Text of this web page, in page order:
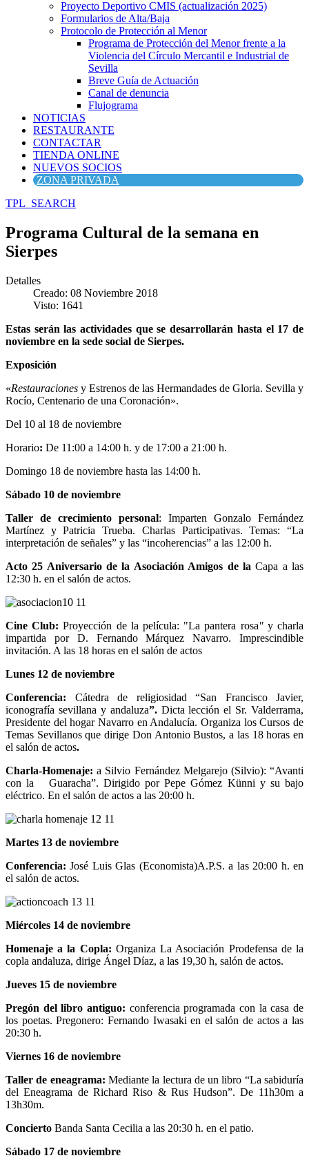
Proyecto Deportivo CMIS (actualización 2025)
Formularios de Alta/Baja
Protocolo de Protección al Menor
Programa de Protección del Menor frente a la
Violencia del Círculo Mercantil e Industrial de
Sevilla
Breve Guía de Actuación
Canal de denuncia
Flujograma
NOTICIAS
RESTAURANTE
CONTACTAR
TIENDA ONLINE
NUEVOS SOCIOS
ZONA PRIVADA
TPL_SEARCH
Programa Cultural de la semana en
Sierpes
Detalles
Creado: 08 Noviembre 2018
Visto: 1641
Estas serán las actividades que se desarrollarán hasta el 17 de
noviembre en la sede social de Sierpes.
Exposición
«Restauraciones y Estrenos de las Hermandades de Gloria. Sevilla y
Rocío, Centenario de una Coronación».
Del 10 al 18 de noviembre
Horario: De 11:00 a 14:00 h. y de 17:00 a 21:00 h.
Domingo 18 de noviembre hasta las 14:00 h.
Sábado 10 de noviembre
Taller de crecimiento personal: Imparten Gonzalo Fernández
Martínez y Patricia Trueba. Charlas Participativas. Temas: “La
interpretación de señales” y las “incoherencias” a las 12:00 h.
Acto 25 Aniversario de la Asociación Amigos de laCapa a las
12:30 h. en el salón de actos.
Cine Club: Proyección de la película: "La pantera rosa"y charla
impartida por D. Fernando Márquez Navarro. Imprescindible
invitación. A las 18 horas en el salón de actos
Lunes 12 de noviembre
Conferencia: Cátedra de religiosidad “San Francisco Javier,
iconografía sevillana y andaluza”. Dicta lección el Sr. Valderrama,
Presidente del hogar Navarro en Andalucía. Organiza los Cursos de
Temas Sevillanos que dirige Don Antonio Bustos, a las 18 horas en
el salón de actos.
Charla-Homenaje:a Silvio Fernández Melgarejo (Silvio): “Avanti
con la Guaracha”. Dirigido por Pepe Gómez Künni y su bajo
eléctrico. En el salón de actos a las 20:00 h.
Martes 13 de noviembre
Conferencia:José Luis Glas (Economista)A.P.S. a las 20:00 h. en
el salón de actos.
Miércoles 14 de noviembre
Homenaje a la Copla: Organiza La Asociación Prodefensa de la
copla andaluza, dirige Ángel Díaz, a las 19,30 h, salón de actos.
Jueves 15 de noviembre
Pregón del libro antiguo: conferencia programada con la casa de
los poetas. Pregonero: Fernando Iwasaki en el salón de actos a las
20:30 h.
Viernes 16 de noviembre
Taller de eneagrama: Mediante la lectura de un libro “La sabiduría
del Eneagrama de Richard Riso & Rus Hudson”. De 11h30m a
13h30m.
Concierto Banda Santa Cecilia a las 20:30 h. en el patio.
Sábado 17 de noviembre